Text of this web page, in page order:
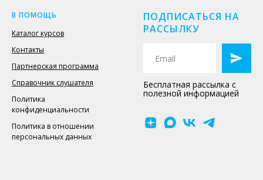
В ПОМОЩЬ
Каталог курсов
Контакты
Партнерская программа
Справочник слушателя
Политика
конфиденциальности
Политика в отношении
персональных данных
ПОДПИСАТЬСЯ НА
РАССЫЛКУ
Бесплатная рассылка с
полезной информацией